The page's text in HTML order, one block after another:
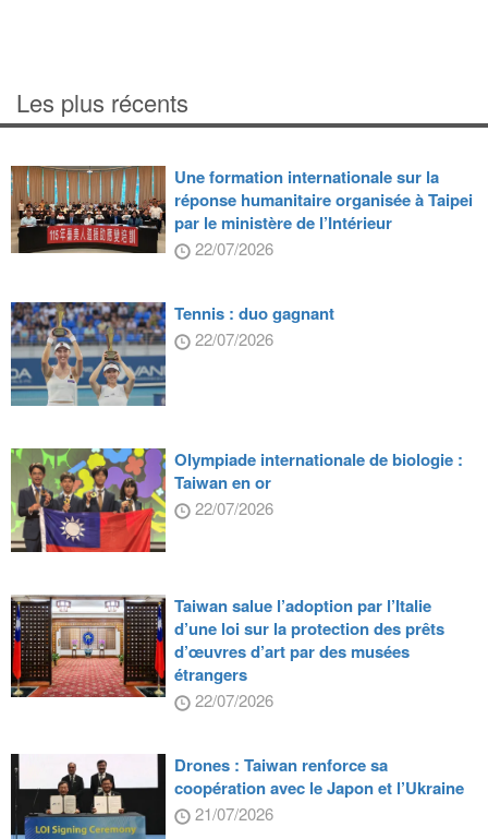
Les plus récents
Une formation internationale sur la
réponse humanitaire organisée à Taipei
par le ministère de l’Intérieur
22/07/2026
Tennis : duo gagnant
22/07/2026
Olympiade internationale de biologie :
Taiwan en or
22/07/2026
Taiwan salue l’adoption par l’Italie
d’une loi sur la protection des prêts
d’œuvres d’art par des musées
étrangers
22/07/2026
Drones : Taiwan renforce sa
coopération avec le Japon et l’Ukraine
21/07/2026